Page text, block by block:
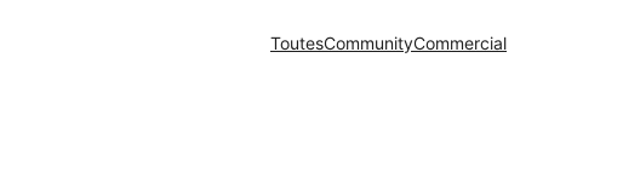
ToutesCommunityCommercial